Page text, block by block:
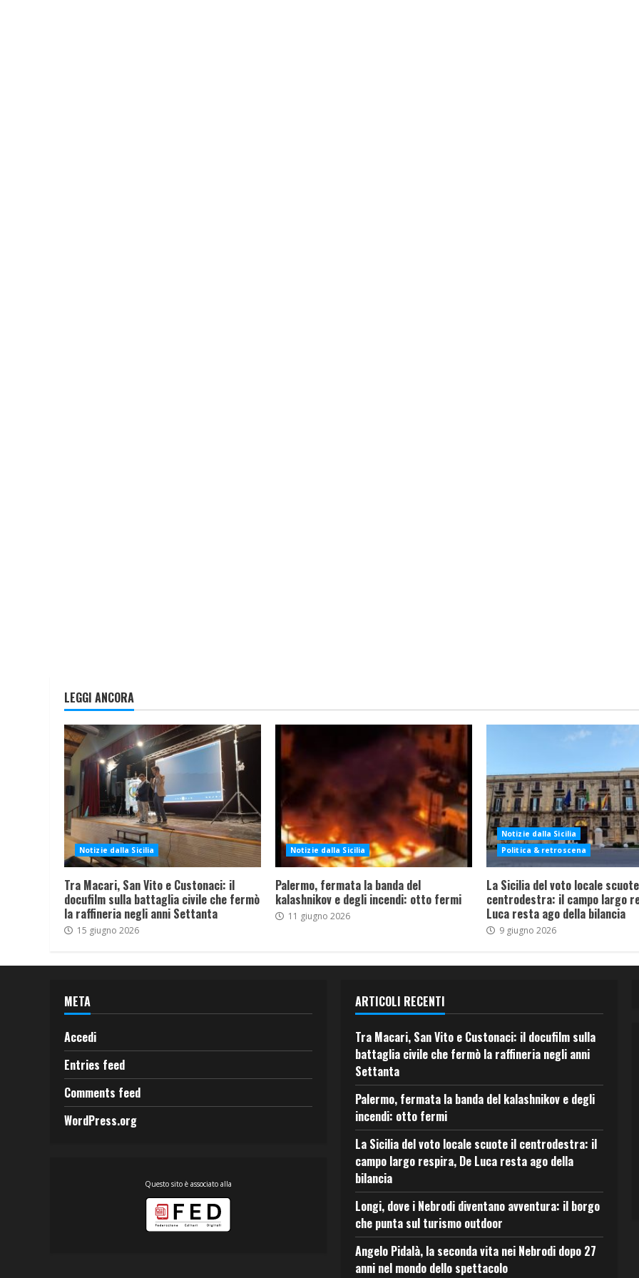
LEGGI ANCORA
Notizie dalla Sicilia
Tra Macari, San Vito e Custonaci: il
docufilm sulla battaglia civile che fermò
la raffineria negli anni Settanta
15 giugno 2026
Notizie dalla Sicilia
Palermo, fermata la banda del
kalashnikov e degli incendi: otto fermi
11 giugno 2026
Notizie dalla Sicilia
Politica & retroscena
La Sicilia del voto locale
centrodestra: il campo largo
Luca resta ago della bilancia
9 giugno 2026
META
Accedi
Entries feed
Comments feed
WordPress.org
Questo sito è associato alla
ARTICOLI RECENTI
Tra Macari, San Vito e Custonaci: il docufilm sulla
battaglia civile che fermò la raffineria negli anni
Settanta
Palermo, fermata la banda del kalashnikov e degli
incendi: otto fermi
La Sicilia del voto locale scuote il centrodestra: il
campo largo respira, De Luca resta ago della
bilancia
Longi, dove i Nebrodi diventano avventura: il borgo
che punta sul turismo outdoor
Angelo Pidalà, la seconda vita nei Nebrodi dopo 27
anni nel mondo dello spettacolo